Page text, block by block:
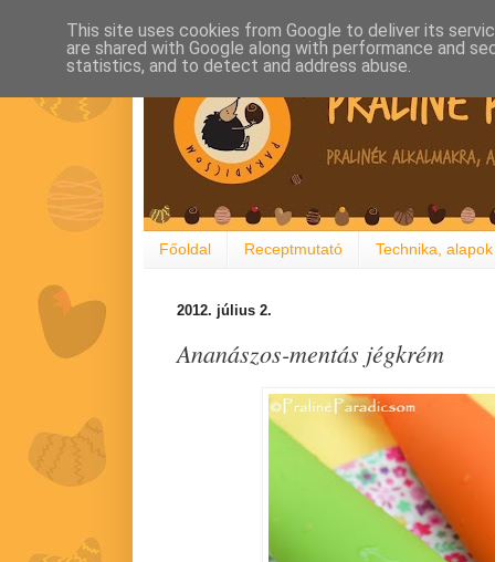
Főoldal Receptmutató Technika, alapok
2012. július 2.
Ananászos-mentás jégkrém
This site uses cookies from Google to deliver its
are shared with Google along with performance and
statistics, and to detect and address abuse.